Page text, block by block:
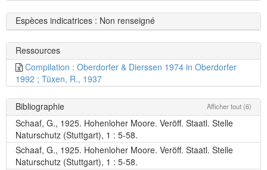
Espèces indicatrices : Non renseigné
Ressources
Compilation : Oberdorfer & Dierssen 1974 in Oberdorfer
1992 ; Tüxen, R., 1937
Bibliographie Afficher tout (6)
Schaaf, G., 1925. Hohenloher Moore. Veröff. Staatl. Stelle
Naturschutz (Stuttgart), 1 : 5-58.
Schaaf, G., 1925. Hohenloher Moore. Veröff. Staatl. Stelle
Naturschutz (Stuttgart), 1 : 5-58.